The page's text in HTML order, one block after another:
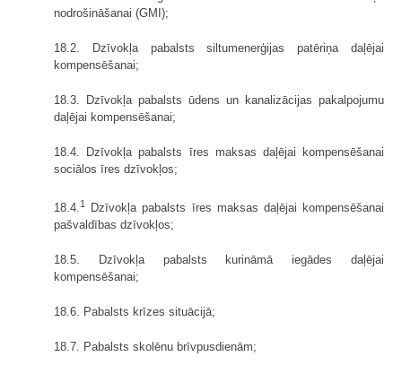
nodrošināšanai (GMI);
18.2. Dzīvokļa pabalsts siltumenerģijas patēriņa daļējai
kompensēšanai;
18.3. Dzīvokļa pabalsts ūdens un kanalizācijas pakalpojumu
daļējai kompensēšanai;
18.4. Dzīvokļa pabalsts īres maksas daļējai kompensēšanai
sociālos īres dzīvokļos;
18.4.1
Dzīvokļa pabalsts īres maksas daļējai kompensēšanai
pašvaldības dzīvokļos;
18.5. Dzīvokļa pabalsts kurināmā iegādes daļējai
kompensēšanai;
18.6. Pabalsts krīzes situācijā;
18.7. Pabalsts skolēnu brīvpusdienām;